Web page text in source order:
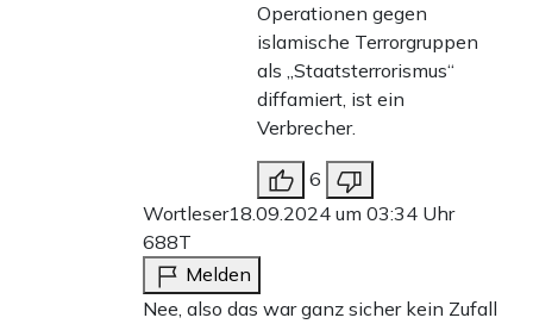
Operationen gegen
islamische Terrorgruppen
als „Staatsterrorismus“
diffamiert, ist ein
Verbrecher.
6
Wortleser18.09.2024 um 03:34 Uhr
688T
Melden
Nee, also das war ganz sicher kein Zufall